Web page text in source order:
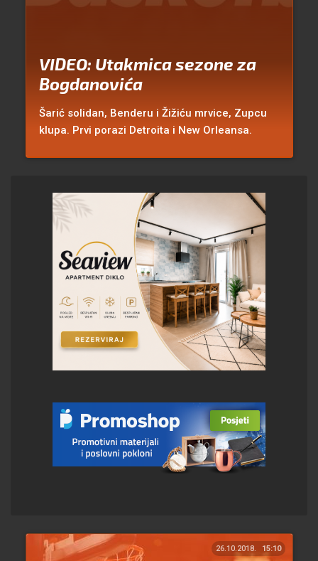
VIDEO: Utakmica sezone za
Bogdanovića
Šarić solidan, Benderu i Žižiću mrvice, Zupcu
klupa. Prvi porazi Detroita i New Orleansa.
26.10.2018. 15:10